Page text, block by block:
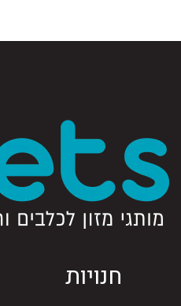
חנויות